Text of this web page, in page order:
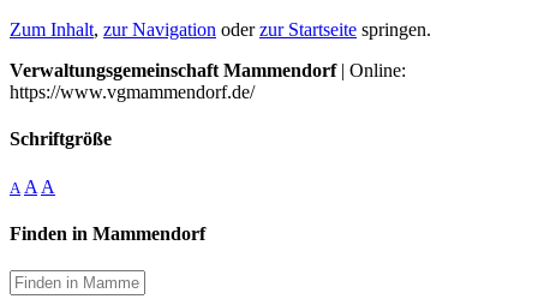
Zum Inhalt, zur Navigation oderzur Startseite springen.
Verwaltungsgemeinschaft Mammendorf| Online:
https://www.vgmammendorf.de/
Schriftgröße
A A A
Finden in Mammendorf